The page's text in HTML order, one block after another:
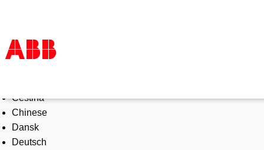
Products & Solutions
Industries
Services
About us
Čeština
Chinese
Dansk
Deutsch